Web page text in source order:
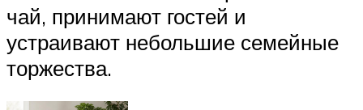
чай, принимают гостей и
устраивают небольшие семейные
торжества.